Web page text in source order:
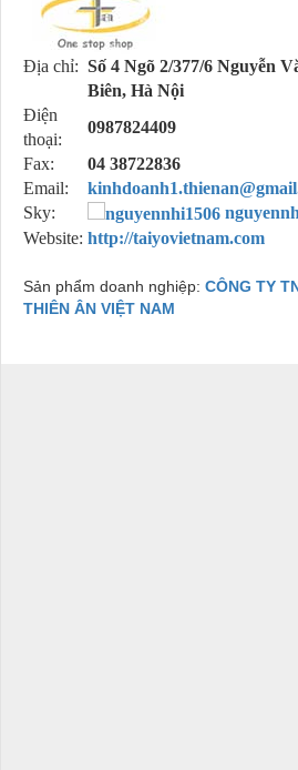
Địa chỉ: Số 4 Ngõ 2/377/6 Nguyễn
Biên, Hà Nội
Điện
thoại:
0987824409
Fax:
04 38722836
Email:
Sky:
Website: http://taiyovietnam.com
Sản phẩm doanh nghiệp: CÔNG TY
THIÊN ÂN VIỆT NAM